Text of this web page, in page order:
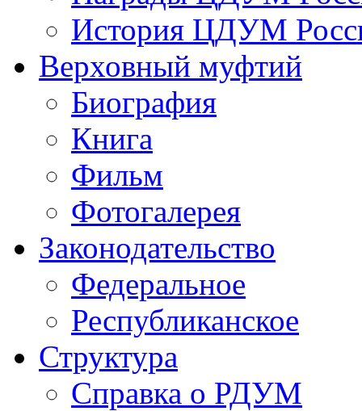
История ЦДУМ
Верховный муфтий
Биография
Книга
Фильм
Фотогалерея
Законодательство
Федеральное
Республиканское
Структура
Справка о РДУМ